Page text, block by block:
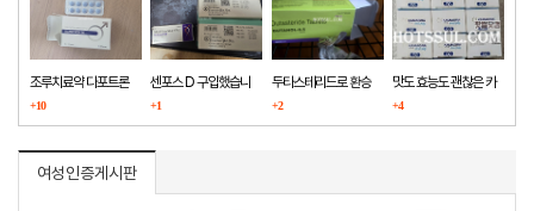
조루치료약 다포트론
구매했습니다
+10
센포스 D 구입했습니
다
+1
두타스테리드로 환승
+2
맛도 효능도 괜찮은 카
마그라
+4
여성인증게시판